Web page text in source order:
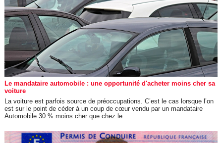
Le mandataire automobile : une opportunité d'acheter moins cher sa
voiture
La voiture est parfois source de préoccupations. C’est le cas lorsque l’on
est sur le point de céder à un coup de cœur vendu par un mandataire
Automobile 30 % moins cher que chez le...